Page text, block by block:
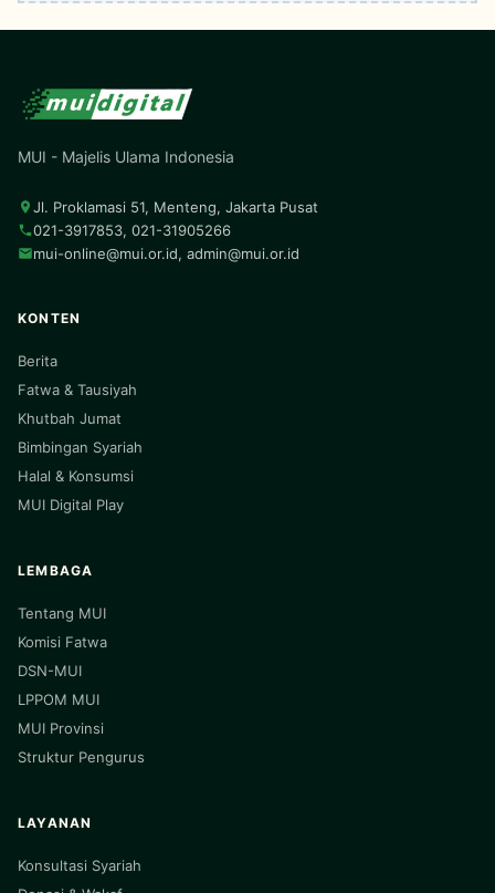
MUI - Majelis Ulama Indonesia
Jl. Proklamasi 51, Menteng, Jakarta Pusat
021-3917853, 021-31905266
mui-online@mui.or.id, admin@mui.or.id
KONTEN
Berita
Fatwa & Tausiyah
Khutbah Jumat
Bimbingan Syariah
Halal & Konsumsi
MUI Digital Play
LEMBAGA
Tentang MUI
Komisi Fatwa
DSN-MUI
LPPOM MUI
MUI Provinsi
Struktur Pengurus
LAYANAN
Konsultasi Syariah